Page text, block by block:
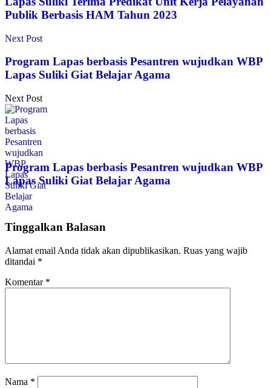
Publik Berbasis HAM Tahun 2023
Next Post
Program Lapas berbasis Pesantren wujudkan WBP
Lapas Suliki Giat Belajar Agama
Next Post
Program Lapas berbasis Pesantren wujudkan WBP
Lapas Suliki Giat Belajar Agama
Tinggalkan Balasan
Alamat email Anda tidak akan dipublikasikan. Ruas yang wajib
ditandai *
Komentar *
Nama *